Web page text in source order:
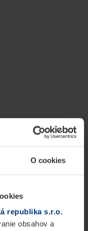
O cookies
republika s.r.o.
obsahov a